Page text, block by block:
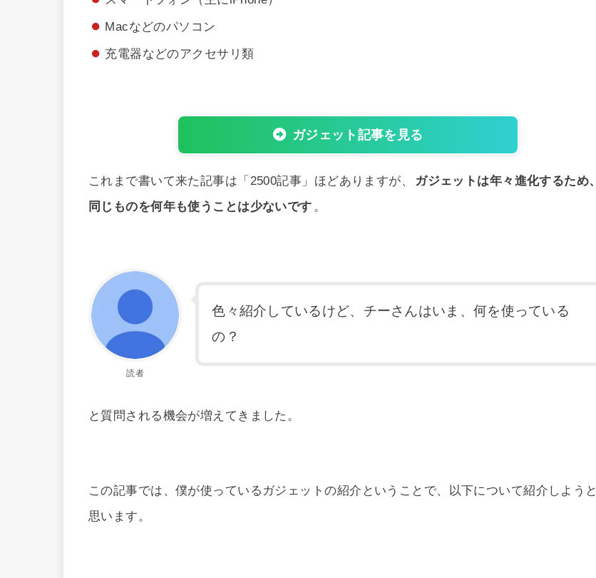
Macなどのパソコン
充電器などのアクセサリ類
ガジェット記事を見る
これまで書いて来た記事は「2500記事」ほどありますが、
ガジェットは年々進化するため、
同じものを何年も使うことは少ないです 。
読者
色々紹介しているけど、チーさんはいま、何を使っている
の？
と質問される機会が増えてきました。
この記事では、僕が使っているガジェットの紹介ということで、以下について紹介しようと
思います。